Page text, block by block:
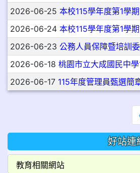
2026-06-25 本校115學年度第1學
2026-06-24 本校115學年度第1學
2026-06-23 公務人員保障暨培訓
2026-06-18 桃園市立大成國民中
2026-06-17 115年度管理員甄選簡
好站連